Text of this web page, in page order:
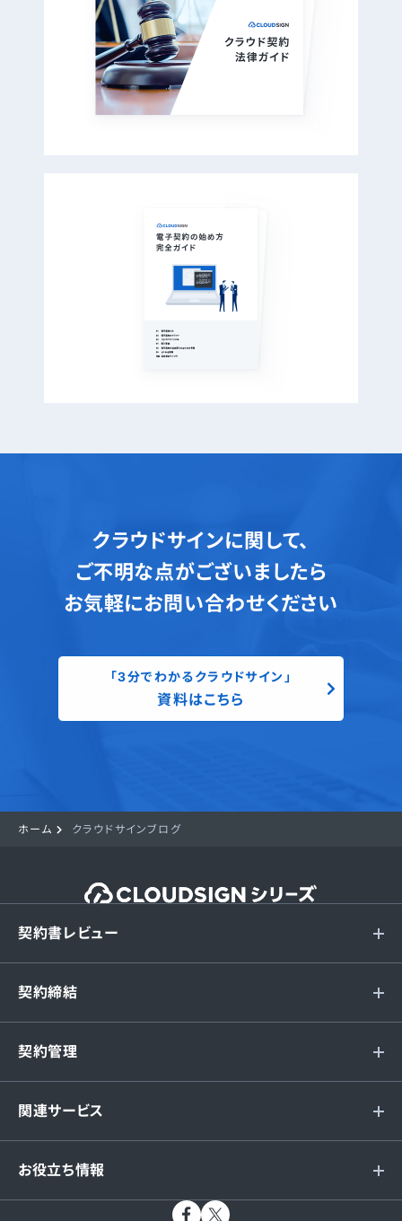
クラウドサインに関して、
ご不明な点がございましたら
お気軽にお問い合わせください
「3分でわかるクラウドサイン」
資料はこちら
ホーム クラウドサインブログ
契約書レビュー
契約締結
契約管理
関連サービス
お役立ち情報